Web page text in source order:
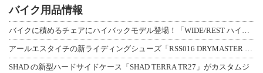
バイク用品情報
SHAD の新型ハードサイドケース「SHAD TERRA TR27」がカスタムジ